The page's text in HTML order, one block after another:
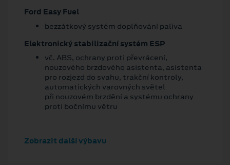
Ford Easy Fuel
bezzátkový systém doplňování paliva
Elektronický stabilizační systém ESP
vč. ABS, ochrany proti převrácení,
nouzového brzdového asistenta, asistenta
pro rozjezd do svahu, trakční kontroly,
automatických varovných světel
při nouzovém brzdění a systému ochrany
proti bočnímu větru
Zobrazit další výbavu